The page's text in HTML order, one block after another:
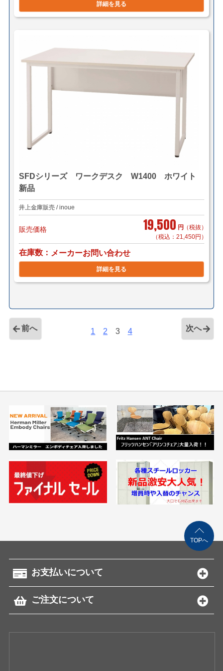
詳細を見る
SFDシリーズ ワークデスク W1400 ホワイト
新品
井上金庫販売 / inoue
販売価格 19,500 円 （税抜）
（税込：21,450円）
在庫数 メーカーお問い合わせ
詳細を見る
前へ 1 2 3 4 次へ
お支払いについて
ご注文について
TOPへ